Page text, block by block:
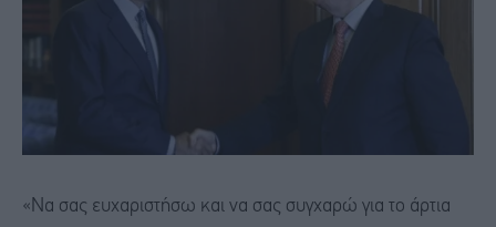
«Να σας ευχαριστήσω και να σας συγχαρώ για το άρτια